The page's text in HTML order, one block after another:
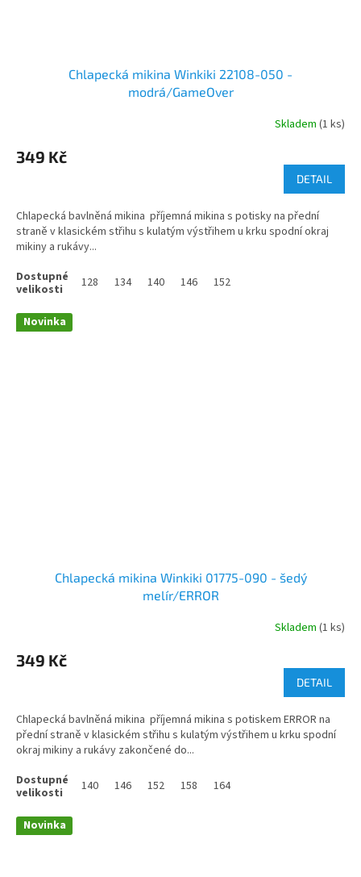
Chlapecká mikina Winkiki 22108-050 -
modrá/GameOver
Skladem (1 ks)
349 Kč
DETAIL
Chlapecká bavlněná mikina příjemná mikina s potisky na přední
straně v klasickém střihu s kulatým výstřihem u krku spodní okraj
mikiny a rukávy...
128 134 140 146 152
Novinka
Chlapecká mikina Winkiki 01775-090 - šedý
melír/ERROR
Skladem (1 ks)
349 Kč
DETAIL
Chlapecká bavlněná mikina příjemná mikina s potiskem ERROR na
přední straně v klasickém střihu s kulatým výstřihem u krku spodní
okraj mikiny a rukávy zakončené do...
140 146 152 158 164
Novinka